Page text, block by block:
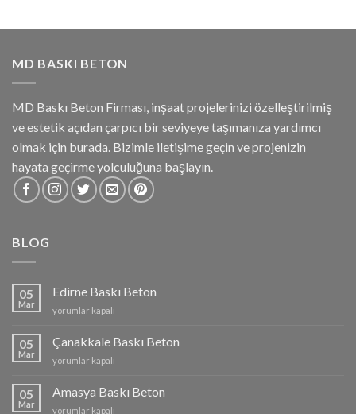
MD BASKI BETON
MD Baskı Beton Firması, inşaat projelerinizi özelleştirilmiş
ve estetik açıdan çarpıcı bir seviyeye taşımanıza yardımcı
olmak için burada. Bizimle iletişime geçin ve projenizin
hayata geçirme yolculuğuna başlayın.
BLOG
05
Mar
Edirne Baskı Beton
Edirne
Beton
için
yorumlar kapalı
05
Mar
Çanakkale Baskı Beton
Çanakkale
Beton
için
yorumlar kapalı
05
Mar
Amasya Baskı Beton
Amasya
yorumlar kapalı